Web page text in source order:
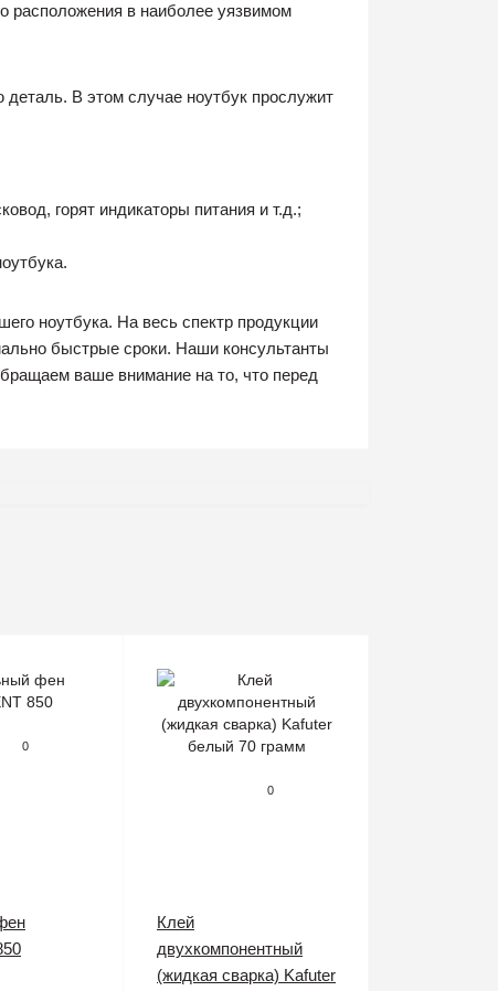
расположения в наиболее уязвимом
В этом случае ноутбук прослужит
горят индикаторы питания и т.д.;
ноутбука. На весь спектр продукции
быстрые сроки. Наши консультанты
ваше внимание на то, что перед
0
0
Клей
двухкомпонентный
(жидкая сварка) Kafuter